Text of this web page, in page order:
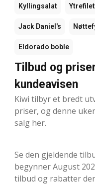
Kyllingsalat Ytrefilet
Jack Daniel's
Eldorado boble
Tilbud og
kundeavisen
Kiwi tilbyr et bredt
priser, og denne
salg her.
Se den gjeldende
begynner August
tilbud og rabatter